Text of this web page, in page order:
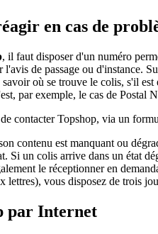
en cas de
, il faut disposer d'un numéro
de passage ou d'instance.
où se trouve le colis, s'il
par exemple, le cas de Postal
contacter Topshop, via un
contenu est manquant ou
Si un colis arrive dans un état
le réceptionner en
lettres), vous disposez de trois
par Internet